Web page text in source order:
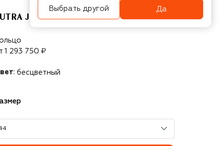
JEWELS
Jewels
1 293 750 ₽
: бесцветный
Выбрать другой Да